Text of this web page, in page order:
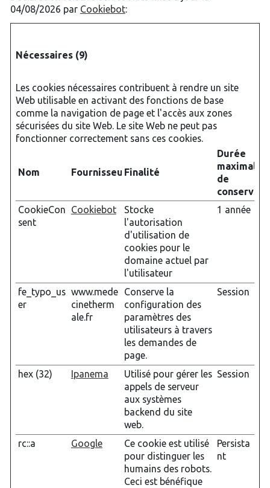
04/08/2026 par Cookiebot:
Nécessaires (9)
Les cookies nécessaires contribuent à rendre un site
Web utilisable en activant des fonctions de base
comme la navigation de page et l'accès aux zones
sécurisées du site Web. Le site Web ne peut pas
fonctionner correctement sans ces cookies.
Nom FournisseurFinalité
Durée
maximale
de
CookieCon
sent
Cookiebot
Stocke
l'autorisation
d'utilisation de
cookies pour le
domaine actuel par
l'utilisateur
1 année
fe_typo_us
er
www.mede
cinetherm
ale.fr
Conserve la
configuration des
paramètres des
utilisateurs à travers
les demandes de
page.
Session
hex (32) Ipanema
Utilisé pour gérer les
appels de serveur
aux systèmes
backend du site
web.
Session
rc::a Google
Ce cookie est utilisé
pour distinguer les
humains des robots.
Ceci est bénéfique
Persista
nt